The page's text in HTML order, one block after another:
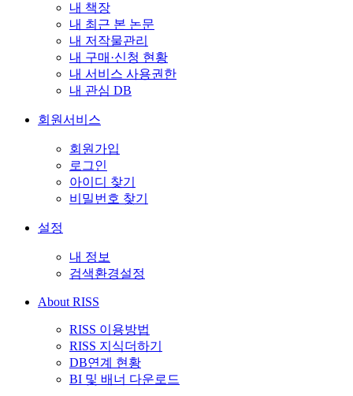
내 책장
내 최근 본 논문
내 저작물관리
내 구매·신청 현황
내 서비스 사용권한
내 관심 DB
회원서비스
회원가입
로그인
아이디 찾기
비밀번호 찾기
설정
내 정보
검색환경설정
About RISS
RISS 이용방법
RISS 지식더하기
DB연계 현황
BI 및 배너 다운로드